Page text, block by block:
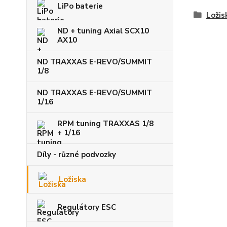
LiPo baterie
ND + tuning Axial SCX10
AX10
ND TRAXXAS E-REVO/SUMMIT
1/8
ND TRAXXAS E-REVO/SUMMIT
1/16
RPM tuning TRAXXAS 1/8
+ 1/16
Díly - různé podvozky
Ložiska
Regulátory ESC